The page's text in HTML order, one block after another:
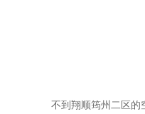
不到翔顺筠州二区的